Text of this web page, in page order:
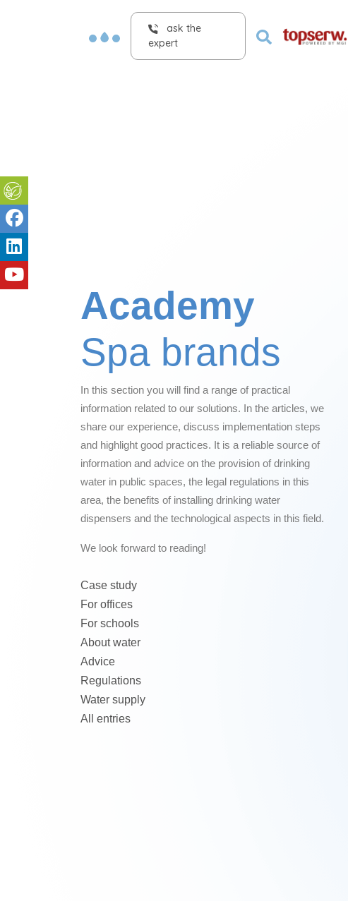
ask the
expert
Academy
Spa brands
In this section you will find a range of practical
information related to our solutions. In the articles, we
share our experience, discuss implementation steps
and highlight good practices. It is a reliable source of
information and advice on the provision of drinking
water in public spaces, the legal regulations in this
area, the benefits of installing drinking water
dispensers and the technological aspects in this field.
We look forward to reading!
Case study
For offices
For schools
About water
Advice
Regulations
Water supply
All entries